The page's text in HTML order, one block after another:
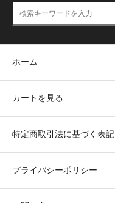
ホーム
カートを見る
特定商取引法に基づく表記
プライバシーポリシー